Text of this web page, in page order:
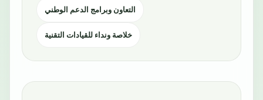
التعاون وبرامج الدعم الوطني
خلاصة ونداء للقيادات التقنية